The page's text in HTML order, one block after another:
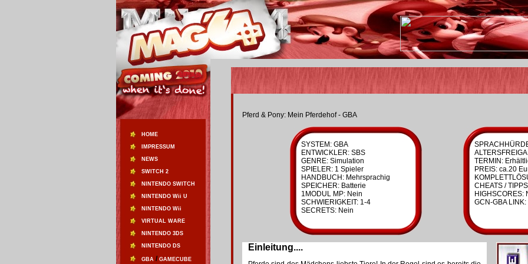
HOME
IMPRESSUM
NEWS
SWITCH 2
NINTENDO SWITCH
NINTENDO Wii U
NINTENDO Wii
VIRTUAL WARE
NINTENDO 3DS
NINTENDO DS
GBA / GAMECUBE
Pferd & Pony: Mein Pferdehof - GBA
SYSTEM: GBA
ENTWICKLER: SBS
GENRE: Simulation
SPIELER: 1 Spieler
HANDBUCH: Mehrsprachig
SPEICHER: Batterie
1MODUL MP: Nein
SCHWIERIGKEIT: 1-4
SECRETS: Nein
TERMIN:
PREIS: ca.20
CHEATS /
HIGHSCORES:
GCN-GBA
Einleitung....